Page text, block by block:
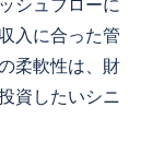
シュフローに
入に合った管
柔軟性は、財
資したいシニ